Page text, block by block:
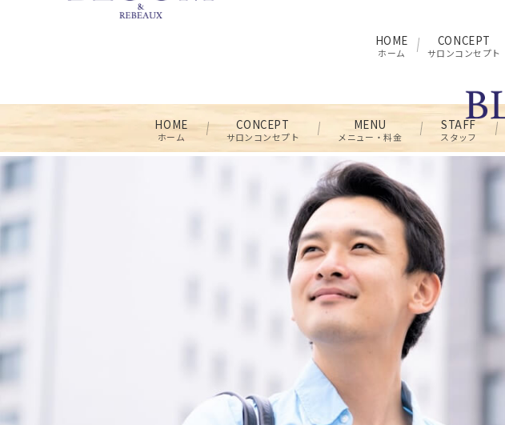
HOME
ホーム
CONCEPT
サロンコンセプト
MENU
メニュー・料金
STAFF
スタッフ
HOME
ホーム
CONCEPT
サロンコンセプト